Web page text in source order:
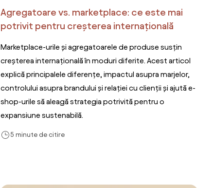
Agregatoare vs. marketplace: ce este mai
potrivit pentru creșterea internațională
Marketplace-urile și agregatoarele de produse susțin
creșterea internațională în moduri diferite. Acest articol
explică principalele diferențe, impactul asupra marjelor,
controlului asupra brandului și relației cu clienții și ajută e-
shop-urile să aleagă strategia potrivită pentru o
expansiune sustenabilă.
5 minute de citire